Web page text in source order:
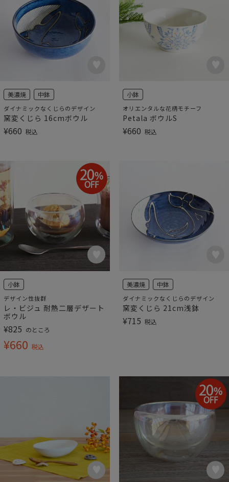
美濃焼 中鉢
ダイナミックなくじらのデザイン
窯変くじら 16cmボウル
¥660 税込
小鉢
オリエンタルな花柄モチーフ
Petala ボウルS
¥660 税込
小鉢
デザイン性抜群
レ・ビジュ 耐熱二層デザート
ボウル
¥825 のところ
¥660 税込
美濃焼 中鉢
ダイナミックなくじらのデザイン
窯変くじら 21cm浅鉢
¥715 税込